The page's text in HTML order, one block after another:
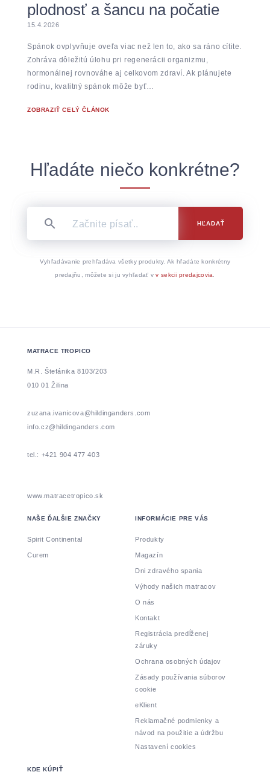
plodnosť a šancu na počatie
15.4.2026
Spánok ovplyvňuje oveľa viac než len to, ako sa ráno cítite.
Zohráva dôležitú úlohu pri regenerácii organizmu,
hormonálnej rovnováhe aj celkovom zdraví. Ak plánujete
rodinu, kvalitný spánok môže byť…
ZOBRAZIŤ CELÝ ČLÁNOK
Hľadáte niečo konkrétne?
HĽADAŤ
Vyhľadávanie prehľadáva všetky produkty. Ak hľadáte konkrétny
predajňu, môžete si ju vyhľadať vv sekcii predajcovia.
MATRACE TROPICO
M.R. Štefánika 8103/203
010 01 Žilina
zuzana.ivanicova@hildinganders.com
info.cz@hildinganders.com
tel.: +421 904 477 403
www.matracetropico.sk
NAŠE ĎALŠIE ZNAČKY
Spirit Continental
Curem
INFORMÁCIE PRE VÁS
Produkty
Magazín
Dni zdravého spania
Výhody našich matracov
O nás
Kontakt
Registrácia predĺženej
záruky
Ochrana osobných údajov
Zásady používania súborov
cookie
eKlient
Reklamačné podmienky a
návod na použitie a údržbu
Nastavení cookies
KDE KÚPIŤ